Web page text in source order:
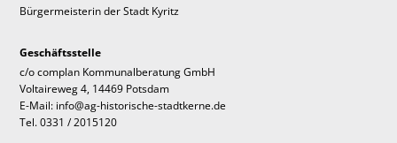
Bürgermeisterin der Stadt Kyritz
Geschäftsstelle
c/o complan Kommunalberatung GmbH
Voltaireweg 4, 14469 Potsdam
E-Mail: info@ag-historische-stadtkerne.de
Tel. 0331 / 2015120